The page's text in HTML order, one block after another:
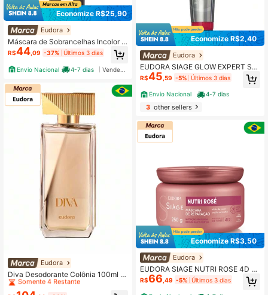
Economize R$25,90
Eudora
Máscara de Sobrancelhas Incolor à
prova d'água Eudora Make Forever
4g
R$44 ,09 -37% Últimos 3 dias
Envio Nacional 4-7 dias
Eudora
Diva Desodorante Colônia 100ml e
udora
Clientes recorrentes
Somente 4 Restante
Clientes recorrentes
Clientes recorrentes
Economize R$2,40
Eudora
EUDORA SIAGE GLOW EXPERT SH
AMPOO 250ml
R$45 ,59 -5% Últimos 3 dias
Envio Nacional 4-7 dias
3other sellers
Economize R$3,50
Eudora
EUDORA SIAGE NUTRI ROSE 4D M
ASCARA REPARAÇÃO CAPILAR 25
0g
R$66 ,49 -5% Últimos 3 dias